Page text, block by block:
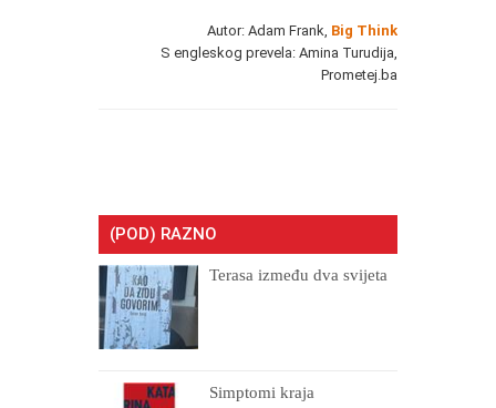
Autor: Adam Frank, Big Think
S engleskog prevela: Amina Turudija,
Prometej.ba
(POD) RAZNO
Terasa između dva svijeta
Simptomi kraja